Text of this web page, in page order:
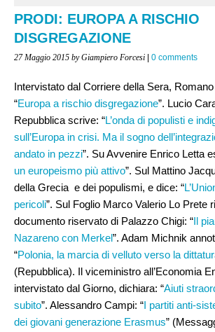
PRODI: EUROPA A RISCHIO
DISGREGAZIONE
27 Maggio 2015 by Giampiero Forcesi | 0 comments
Intervistato dal Corriere della Sera,
“Europa a rischio disgregazione”. Lucio
Repubblica scrive: “L’onda di populisti e
sull’Europa in crisi. Ma il sogno
andato in pezzi”. Su Avvenire Enrico Letta
un europeismo più attivo”. Sul Mattino
della Grecia e dei populismi, e dice: “
pericoli”. Sul Foglio Marco Valerio Lo Prete
documento riservato di Palazzo Chigi: “Il
Nazareno con Merkel”. Adam Michnik
“Polonia, la marcia di velluto verso la
(Repubblica). Il viceministro all’Economia
intervistato dal Giorno, dichiara: “Aiuti
subito”. Alessandro Campi: “I partiti anti-
dei giovani generazione Erasmus”